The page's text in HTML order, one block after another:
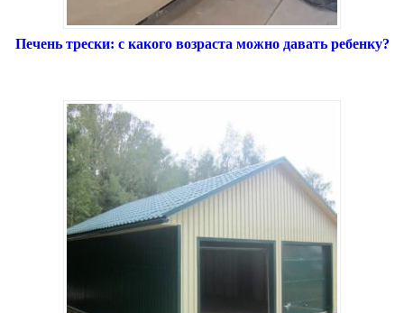
Печень трески: с какого возраста можно давать ребенку?